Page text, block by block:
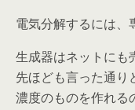
電気分解するには、
生成器はネットにも
先ほども言った通り
濃度のものを作れる